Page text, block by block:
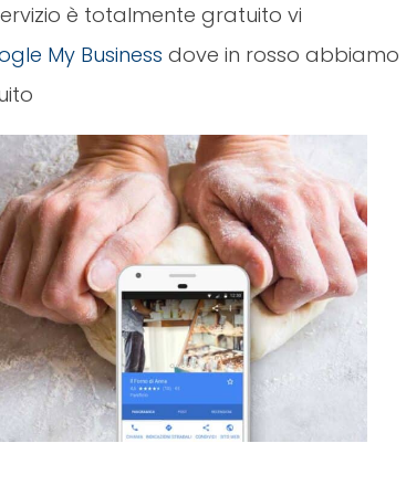
è totalmente gratuito vi
My Business dove in rosso abbiamo